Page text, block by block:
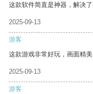
这款软件简直是神器，解决了
2025-09-13
游客
这款游戏非常好玩，画面精美
2025-09-13
游客